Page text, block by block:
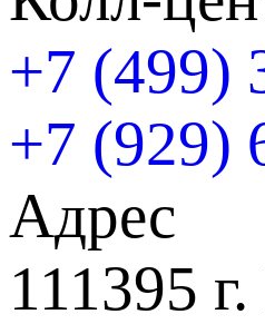
+7 (499)
+7 (929)
Адрес
111395